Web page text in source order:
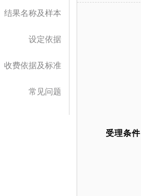
结果名称及样本
设定依据
收费依据及标准
常见问题
受理条件